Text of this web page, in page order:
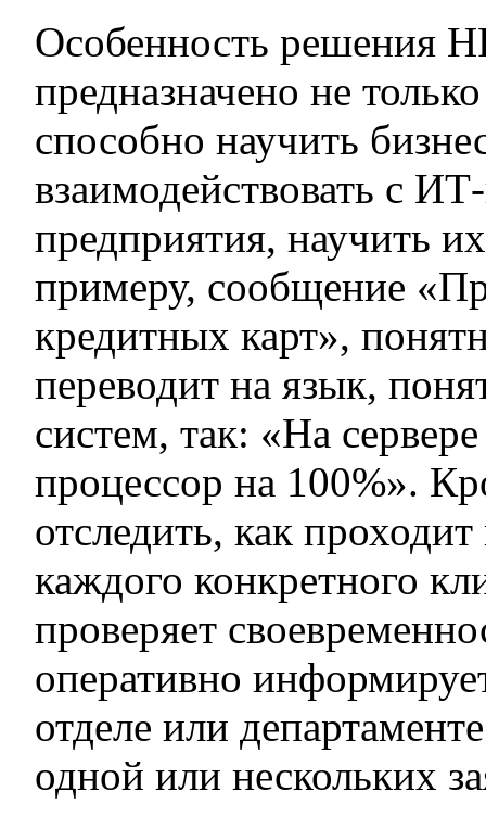
Особенность решения
предназначено не
способно научить
взаимодействовать с
предприятия, научить
примеру, сообщение
кредитных карт»,
переводит на язык,
систем, так: «На
процессор на 100%».
отследить, как
каждого конкретного
проверяет
оперативно
отделе или
одной или нескольких